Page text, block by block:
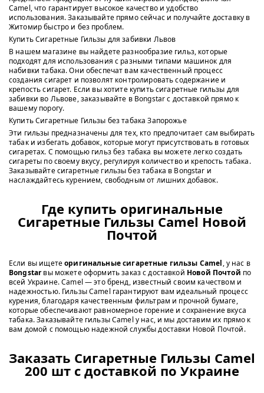
Camel, что гарантирует высокое качество и удобство
использования. Заказывайте прямо сейчас и получайте доставку в
Житомир быстро и без проблем.
Купить Сигаретные Гильзы для забивки Львов
В нашем магазине вы найдете разнообразие гильз, которые
подходят для использования с разными типами машинок для
набивки табака. Они обеспечат вам качественный процесс
создания сигарет и позволят контролировать содержание и
крепость сигарет. Если вы хотите купить сигаретные гильзы для
забивки во Львове, заказывайте в Bongstar с доставкой прямо к
вашему порогу.
Купить Сигаретные Гильзы без табака Запорожье
Эти гильзы предназначены для тех, кто предпочитает сам выбирать
табак и избегать добавок, которые могут присутствовать в готовых
сигаретах. С помощью гильз без табака вы можете легко создать
сигареты по своему вкусу, регулируя количество и крепость табака.
Заказывайте сигаретные гильзы без табака в Bongstar и
наслаждайтесь курением, свободным от лишних добавок.
Где купить оригинальные
Сигаретные Гильзы Camel Новой
Почтой
Если вы ищетеоригинальные сигаретные гильзы Camel, у нас в
Bongstarвы можете оформить заказ с доставкой Новой Почтой по
всей Украине. Camel — это бренд, известный своим качеством и
надежностью. Гильзы Camel гарантируют вам идеальный процесс
курения, благодаря качественным фильтрам и прочной бумаге,
которые обеспечивают равномерное горение и сохранение вкуса
табака. Заказывайте гильзы Camel у нас, и мы доставим их прямо к
вам домой с помощью надежной службы доставки Новой Почтой.
Заказать Сигаретные Гильзы Camel
200 шт с доставкой по Украине